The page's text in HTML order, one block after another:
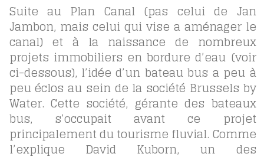
Suite au Plan Canal (pas celui de Jan
Jambon, mais celui qui vise a aménager le
canal) et à la naissance de nombreux
projets immobiliers en bordure d’eau (voir
ci-dessous), l’idée d’un bateau bus a peu à
peu éclos au sein de la société Brussels by
Water. Cette société, gérante des bateaux
bus, s’occupait avant ce projet
principalement du tourisme fluvial. Comme
l’explique David Kuborn, un des